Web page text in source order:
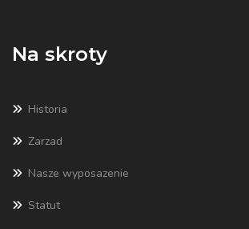
Na skroty
Historia
Zarzad
Nasze wyposazenie
Statut